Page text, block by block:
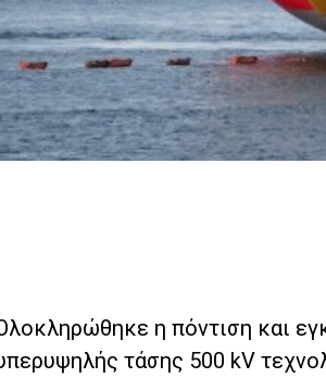
η πόντιση και
τάσης 500 kV